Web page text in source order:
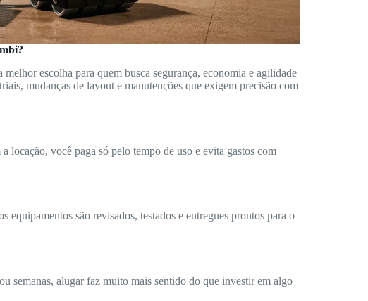
melhor escolha para quem busca segurança, economia e agilidade
mudanças de layout e manutenções que exigem precisão com
locação, você paga só pelo tempo de uso e evita gastos com
equipamentos são revisados, testados e entregues prontos para o
semanas, alugar faz muito mais sentido do que investir em algo